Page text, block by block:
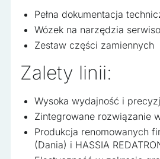
Pełna dokumentacja
Wózek na narzędzia
Zestaw części zamiennych
Zalety linii:
Wysoka wydajność i
Zintegrowane rozwiązanie
Produkcja renomowanych
(Dania) i HASSIA